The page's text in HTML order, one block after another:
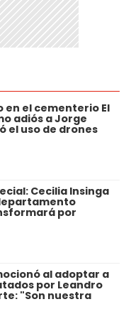
el cementerio El
adiós a Jorge
el uso de drones
Cecilia Insinga
por
al adoptar a
por Leandro
"Son nuestra